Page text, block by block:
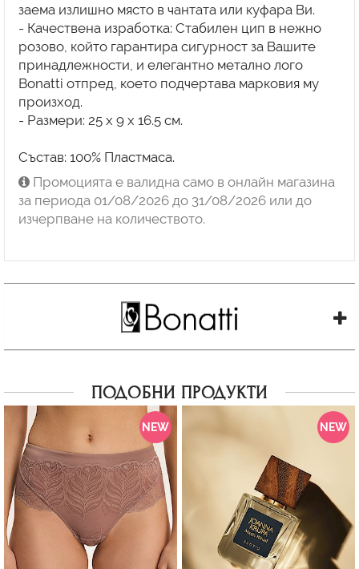
заема излишно място в чантата или куфара Ви.
- Качествена изработка: Стабилен цип в нежно
розово, който гарантира сигурност за Вашите
принадлежности, и елегантно метално лого
Bonatti отпред, което подчертава марковия му
произход.
- Размери: 25 x 9 x 16.5 см.
Състав: 100% Пластмаса.
Промоцията е валидна само в онлайн магазина
за периода 01/08/2026 до 31/08/2026 или до
изчерпване на количеството.
ПОДОБНИ ПРОДУКТИ
NEW NEW